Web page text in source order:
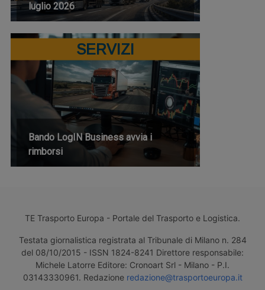
luglio 2026
SERVIZI
Bando LogIN Business avvia i
rimborsi
TE Trasporto Europa - Portale del Trasporto e Logistica.
Testata giornalistica registrata al Tribunale di Milano n. 284
del 08/10/2015 - ISSN 1824-8241 Direttore responsabile:
Michele Latorre Editore: Cronoart Srl - Milano - P.I.
03143330961. Redazione redazione@trasportoeuropa.it